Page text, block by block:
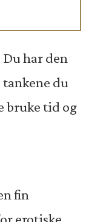
Du har den
tankene du
bruke tid og
fin
erotiske